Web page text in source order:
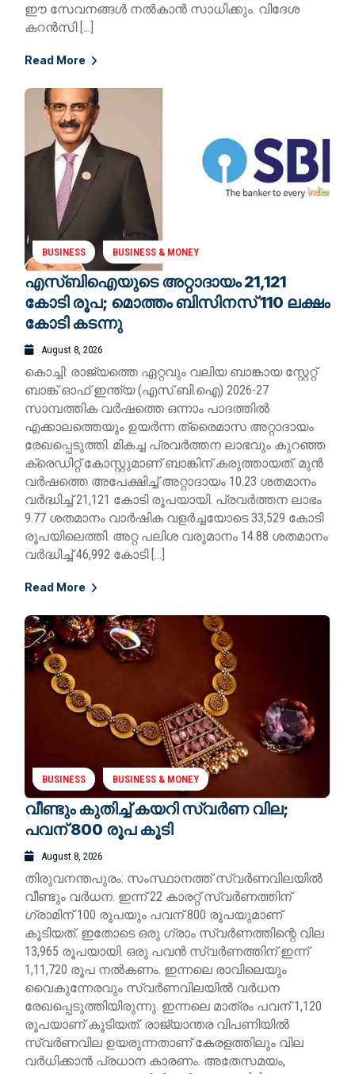
ഈ സേവനങ്ങൾ നൽകാൻ സാധിക്കും. വിദേശ
കറൻസി […]
Read More
BUSINESS BUSINESS & MONEY
എസ്ബിഐയുടെ അറ്റാദായം 21,121
കോടി രൂപ; മൊത്തം ബിസിനസ് 110 ലക്ഷം
കോടി കടന്നു
August 8, 2026
കൊച്ചി: രാജ്യത്തെ ഏറ്റവും വലിയ ബാങ്കായ സ്റ്റേറ്റ്
ബാങ്ക് ഓഫ് ഇന്ത്യ (എസ്.ബി.ഐ) 2026-27
സാമ്പത്തിക വർഷത്തെ ഒന്നാം പാദത്തിൽ
എക്കാലത്തെയും ഉയർന്ന ത്രൈമാസ അറ്റാദായം
രേഖപ്പെടുത്തി. മികച്ച പ്രവർത്തന ലാഭവും കുറഞ്ഞ
ക്രെഡിറ്റ് കോസ്റ്റുമാണ് ബാങ്കിന് കരുത്തായത്. മുൻ
വർഷത്തെ അപേക്ഷിച്ച് അറ്റാദായം 10.23 ശതമാനം
വർദ്ധിച്ച് 21,121 കോടി രൂപയായി. പ്രവർത്തന ലാഭം
9.77 ശതമാനം വാർഷിക വളർച്ചയോടെ 33,529 കോടി
രൂപയിലെത്തി. അറ്റ പലിശ വരുമാനം 14.88 ശതമാനം
വർദ്ധിച്ച് 46,992 കോടി […]
Read More
BUSINESS BUSINESS & MONEY
വീണ്ടും കുതിച്ച് കയറി സ്വർണ വില;
പവന് 800 രൂപ കൂടി
August 8, 2026
തിരുവനന്തപുരം: സംസ്ഥാനത്ത് സ്വർണവിലയിൽ
വീണ്ടും വർധന. ഇന്ന് 22 കാരറ്റ് സ്വർണത്തിന്
ഗ്രാമിന് 100 രൂപയും പവന് 800 രൂപയുമാണ്
കൂടിയത്. ഇതോടെ ഒരു ഗ്രാം സ്വർണത്തിന്റെ വില
13,965 രൂപയായി. ഒരു പവൻ സ്വർണത്തിന് ഇന്ന്
1,11,720 രൂപ നൽകണം. ഇന്നലെ രാവിലെയും
വൈകുന്നേരവും സ്വർണവിലയിൽ വർധന
രേഖപ്പെടുത്തിയിരുന്നു. ഇന്നലെ മാത്രം പവന് 1,120
രൂപയാണ് കൂടിയത്. രാജ്യാന്തര വിപണിയിൽ
സ്വർണവില ഉയരുന്നതാണ് കേരളത്തിലും വില
വർധിക്കാൻ പ്രധാന കാരണം. അതേസമയം,